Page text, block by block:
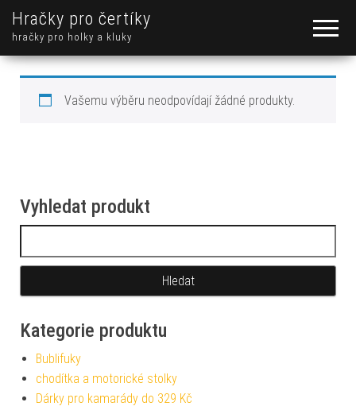
Hračky pro čertíky
hračky pro holky a kluky
Vašemu výběru neodpovídají žádné produkty.
Vyhledat produkt
Kategorie produktu
Bublifuky
chodítka a motorické stolky
Dárky pro kamarády do 329 Kč